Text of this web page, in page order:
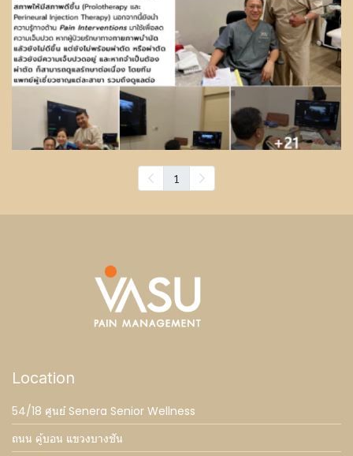
1
Location
54/18 ศูนย์ Senera Senior Wellness
ถนน คู้บอน แขวงบางชัน